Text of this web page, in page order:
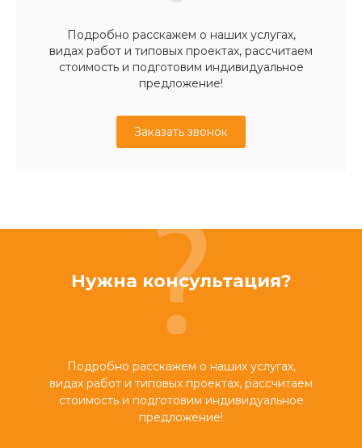
Подробно расскажем о наших услугах,
видах работ и типовых проектах, рассчитаем
стоимость и подготовим индивидуальное
предложение!
Заказать звонок
Нужна консультация?
Подробно расскажем о наших услугах,
видах работ и типовых проектах, рассчитаем
стоимость и подготовим индивидуальное
предложение!